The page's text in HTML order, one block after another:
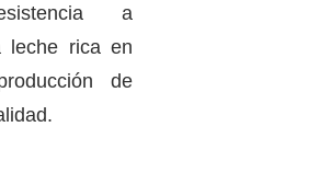
a
leche rica en
de